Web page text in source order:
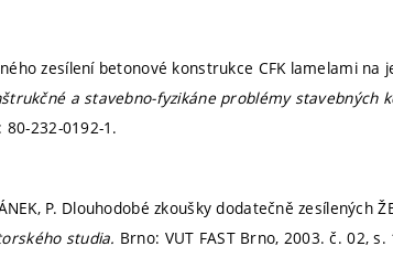
zesílení betonové konstrukce CFK lamelami
a stavebno-fyzikáne problémy stavebných
80-232-0192-1.
P. Dlouhodobé zkoušky dodatečně zesílených
studia. Brno: VUT FAST Brno, 2003. č. 02,s.